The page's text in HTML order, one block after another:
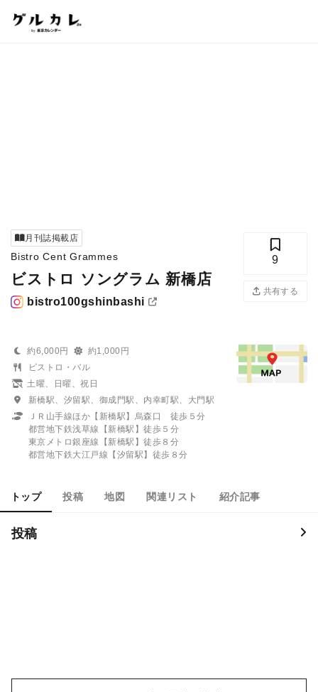
月刊誌掲載店
Bistro Cent Grammes
ビストロ ソングラム 新橋店
bistro100gshinbashi
9
共有する
約6,000円
約1,000円
ビストロ・バル
土曜、日曜、祝日
新橋駅、汐留駅、御成門駅、内幸町駅、大門駅
ＪＲ山手線ほか【新橋駅】烏森口 徒歩５分
都営地下鉄浅草線【新橋駅】徒歩５分
東京メトロ銀座線【新橋駅】徒歩８分
都営地下鉄大江戸線【汐留駅】徒歩８分
トップ 投稿 地図 関連リスト 紹介記事
投稿